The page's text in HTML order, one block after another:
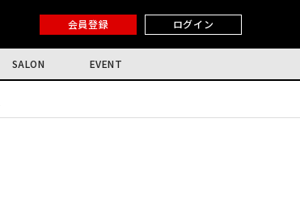
会員登録 ログイン
SALON EVENT